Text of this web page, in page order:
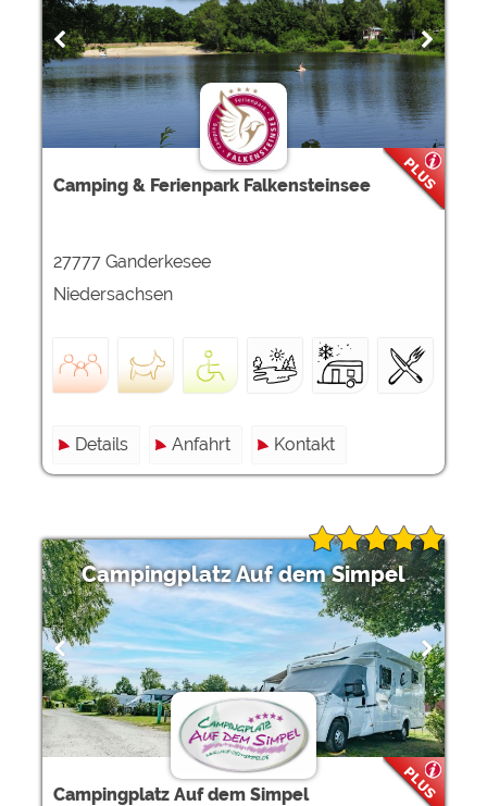
Camping & Ferienpark Falkensteinsee
27777 Ganderkesee
Niedersachsen
Details Anfahrt Kontakt
Campingplatz Auf dem Simpel
Campingplatz Auf dem Simpel
Google Remarketing
https://policies.google.com/privacy
Die Cookieeinstellungen können jeder Zeit im Footer
über "COOKIES" geändert werden!